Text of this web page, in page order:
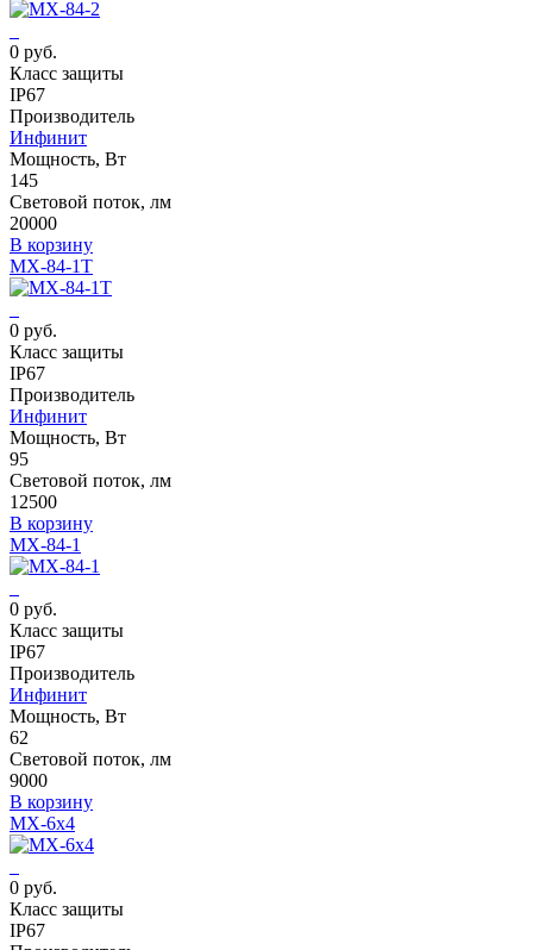
0 руб.
Класс защиты
IP67
Производитель
Инфинит
Мощность, Вт
145
Световой поток, лм
20000
В корзину
MX-84-1T
0 руб.
Класс защиты
IP67
Производитель
Инфинит
Мощность, Вт
95
Световой поток, лм
12500
В корзину
MX-84-1
0 руб.
Класс защиты
IP67
Производитель
Инфинит
Мощность, Вт
62
Световой поток, лм
9000
В корзину
MX-6x4
0 руб.
Класс защиты
IP67